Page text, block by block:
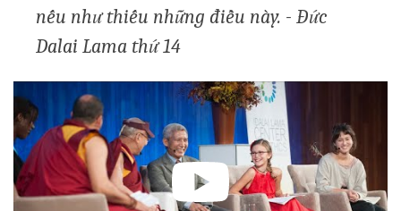
nếu như thiếu những điều này. - Đức
Dalai Lama thứ 14